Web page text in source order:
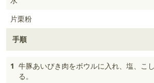
片栗粉
手順
1 牛豚あいびき肉をボウルに入れ、塩、こ
る。